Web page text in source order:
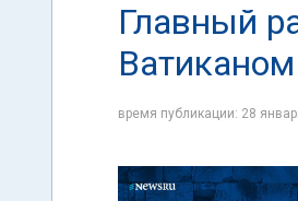
Главный
Ватиканом
время публикации: 28